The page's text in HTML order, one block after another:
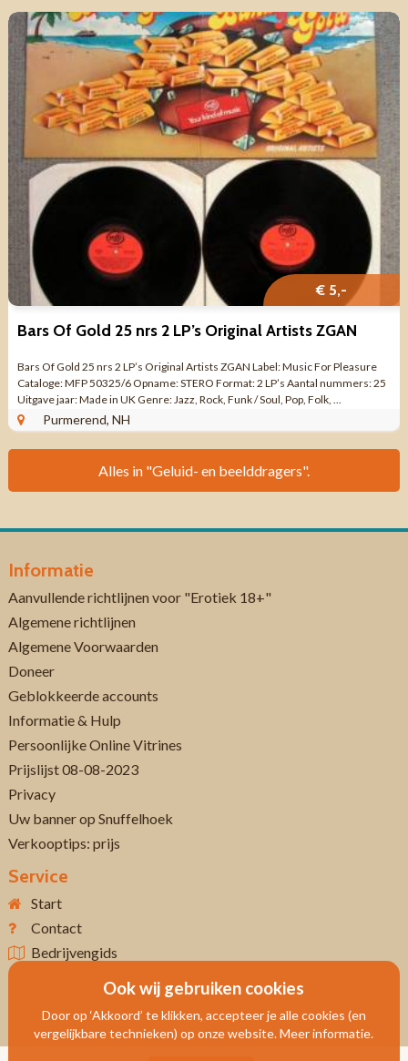
€ 5,-
Bars Of Gold 25 nrs 2 LP’s Original Artists ZGAN
Bars Of Gold 25 nrs 2 LP’s Original Artists ZGAN Label: Music For Pleasure
Cataloge: MFP 50325/6 Opname: STERO Format: 2 LP’s Aantal nummers: 25
Uitgave jaar: Made in UK Genre: Jazz, Rock, Funk / Soul, Pop, Folk, ...
Purmerend, NH
Alles in "Geluid- en beelddragers".
Informatie
Aanvullende richtlijnen voor "Erotiek 18+"
Algemene richtlijnen
Algemene Voorwaarden
Doneer
Geblokkeerde accounts
Informatie & Hulp
Persoonlijke Online Vitrines
Prijslijst 08-08-2023
Privacy
Uw banner op Snuffelhoek
Verkooptips: prijs
Service
Start
Contact
Bedrijvengids
Ook wij gebruiken cookies
Door op ‘Akkoord’ te klikken, accepteer je alle cookies (en
vergelijkbare technieken) op onze website. Meer informatie.